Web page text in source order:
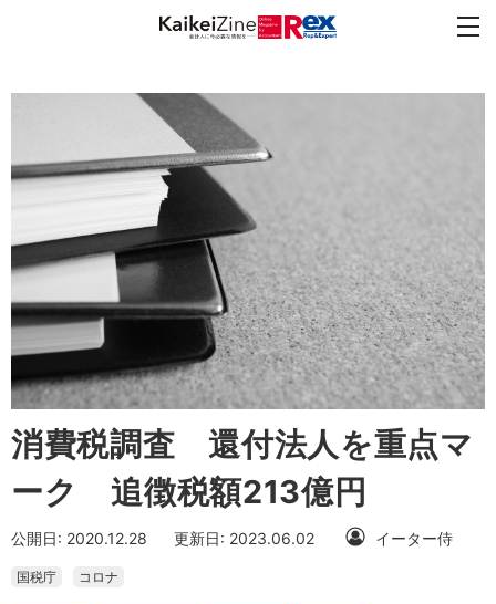
消費税調査 還付法人を重点マ
ーク 追徴税額213億円
公開日: 2020.12.28 更新日: 2023.06.02 イーター侍
国税庁 コロナ